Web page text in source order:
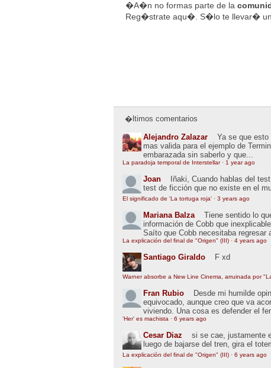
�A�n no formas parte de la
Reg�strate aqu� . S�lo te llevar�
�ltimos comentarios
Alejandro Zalazar
Ya se que
mas valida para el ejemplo de
embarazada sin saberlo y que...
La paradoja temporal de Interstellar· 1 year ago
Joan
Iñaki, Cuando hablas del
test de ficción que no existe en el
El significado de 'La tortuga roja' · 3 years ago
Mariana Balza
Tiene sentido lo
información de Cobb que
Saíto que Cobb necesitaba regresar
La explicación del final de "Origen" (III) · 4 years ago
Santiago Giraldo F xd
Warner absorbe a New Line Cinema, arruinada por
Fran Rubio
Desde mi humilde
equivocado, aunque creo que va
viviendo. Una cosa es defender el
'Her' es machista · 6 years ago
Cesar Diaz
si se cae, justamente
luego de bajarse del tren, gira el
La explicación del final de "Origen" (III) · 6 years ago